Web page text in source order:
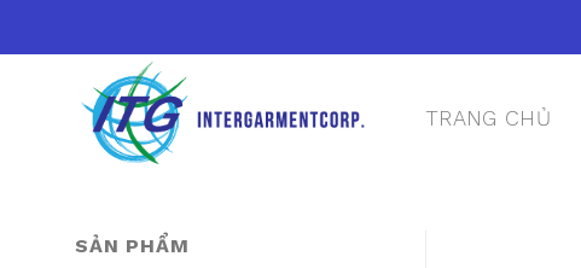
TRANG CHỦ
SẢN PHẨM